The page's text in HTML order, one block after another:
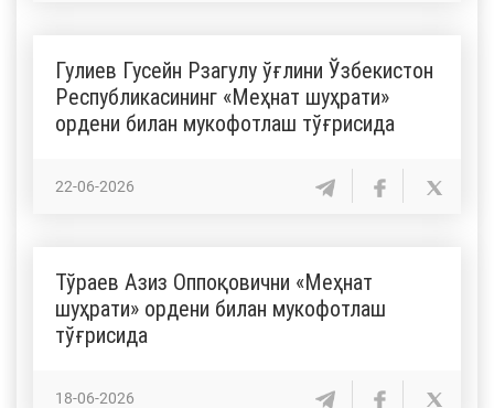
Гулиев Гусейн Рзагулу ўғлини Ўзбекистон
Республикасининг «Меҳнат шуҳрати»
ордени билан мукофотлаш тўғрисида
22-06-2026
Тўраев Азиз Оппоқовични «Меҳнат
шуҳрати» ордени билан мукофотлаш
тўғрисида
18-06-2026